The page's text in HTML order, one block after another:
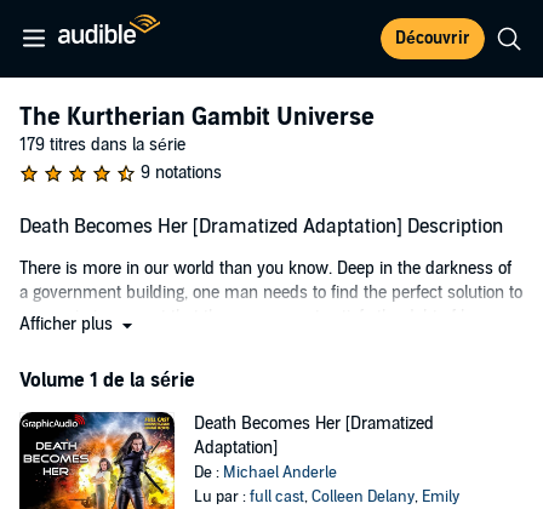
Découvrir
The Kurtherian Gambit Universe
179 titres dans la série
9 notations
Death Becomes Her [Dramatized Adaptation] Description
There is more in our world than you know. Deep in the darkness of
a government building, one man needs to find the perfect solution to
a vampire’s request that the government satisfy the debt of honor
One woman, dying, might be the ace-in-the-hole he needs to
appease the Vampire. But then, she might also be the one person
needed to save humanity. If she is accepted, will she willingly
change? If she is willing to change, will she pass the turning? If she
Afficher plus
Volume 1 de la série
Death Becomes Her [Dramatized
Adaptation]
De : Michael Anderle
Lu par :full cast,Colleen Delany, Emily